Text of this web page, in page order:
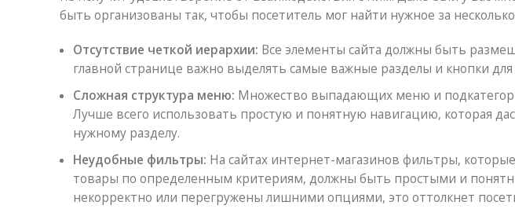
быть организованы так, чтобы посетитель мог найти нужное за
Отсутствие четкой иерархии: Все элементы сайта должны быть
главной странице важно выделять самые важные разделы и кнопки
Сложная структура меню: Множество выпадающих меню и
Лучше всего использовать простую и понятную навигацию, которая
нужному разделу.
Неудобные фильтры: На сайтах интернет-магазинов фильтры,
товары по определенным критериям, должны быть простыми и
некорректно или перегружены лишними опциями, это оттолкнет